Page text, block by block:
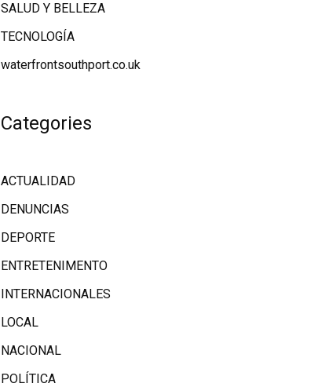
SALUD Y BELLEZA
TECNOLOGÍA
waterfrontsouthport.co.uk
Categories
ACTUALIDAD
DENUNCIAS
DEPORTE
ENTRETENIMENTO
INTERNACIONALES
LOCAL
NACIONAL
POLÍTICA